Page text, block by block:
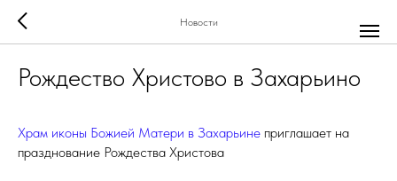
Новости
Рождество Христово в Захарьино
Храм иконы Божией Матери в Захарьине приглашает на
празднование Рождества Христова